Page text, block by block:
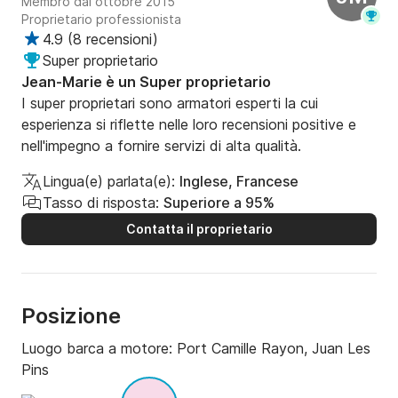
Illuminazione a LED: Efficiente dal punto di vista
energetico ed elegante, crea un'atmosfera calda.
Tecnologia di navigazione: Display multifunzione e
comandi elettronici avanzati per una navigazione
precisa e sicura.
eleganza.
Prestazioni e motori
Il Nimbus T11 è alimentato da due motori Mercury
navigazione veloce e stabile. Lo scafo a V profonda
velocità, garantendo un'esperienza di navigazione
Il Nimbus T11 è la scelta ideale per chi desidera
Proprietario professionista
4.9 (8 recensioni)
Super proprietario
Jean-Marie è un Super proprietario
I super proprietari sono armatori esperti la cui
esperienza si riflette nelle loro recensioni positive e
nell'impegno a fornire servizi di alta qualità.
Lingua(e) parlata(e): Inglese, Francese
Tasso di risposta: Superiore a 95%
Contatta il proprietario
Posizione
Luogo barca a motore: Port Camille Rayon, Juan Les
Pins